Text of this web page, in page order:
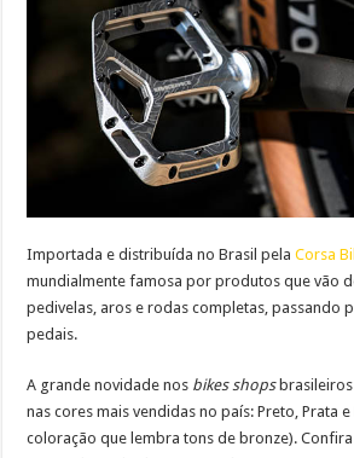
Importada e distribuída no Brasil pelaCorsa
mundialmente famosa por produtos que vão
pedivelas, aros e rodas completas, passando
pedais.
A grande novidade nos bikes shopsbrasileiros
nas cores mais vendidas no país: Preto, Prata e
coloração que lembra tons de bronze).